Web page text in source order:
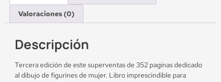
Valoraciones (0)
Descripción
Tercera edición de este superventas de 352 paginas dedicado
al dibujo de figurines de mujer. Libro imprescindible para